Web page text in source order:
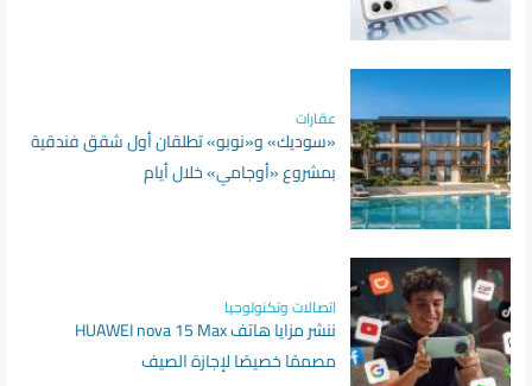
عقارات
«سوديك» و«نوبو» تطلقان أول شقق فندقية
بمشروع «أوجامي» خلال أيام
اتصالات وتكنولوجيا
ننشر مزايا هاتف HUAWEI nova 15 Max
مصممًا خصيصًا لإجازة الصيف